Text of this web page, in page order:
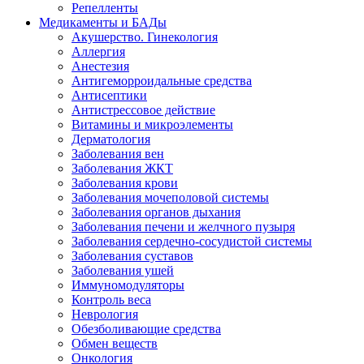
Репелленты
Медикаменты и БАДы
Акушерство. Гинекология
Аллергия
Анестезия
Антигеморроидальные средства
Антисептики
Антистрессовое действие
Витамины и микроэлементы
Дерматология
Заболевания вен
Заболевания ЖКТ
Заболевания крови
Заболевания мочеполовой системы
Заболевания органов дыхания
Заболевания печени и желчного пузыря
Заболевания сердечно-сосудистой системы
Заболевания суставов
Заболевания ушей
Иммуномодуляторы
Контроль веса
Неврология
Обезболивающие средства
Обмен веществ
Онкология